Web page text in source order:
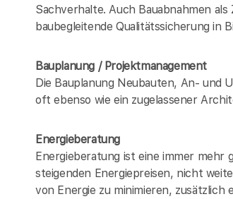
Sachverhalte. Auch Bauabnahmen
baubegleitende Qualitätssicherung in
Bauplanung / Projektmanagement
Die Bauplanung Neubauten, An- und
oft ebenso wie ein zugelassener
Energieberatung
Energieberatung ist eine immer mehr
steigenden Energiepreisen, nicht
von Energie zu minimieren,